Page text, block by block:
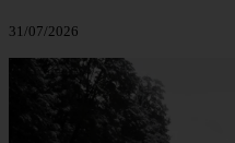
31/07/2026